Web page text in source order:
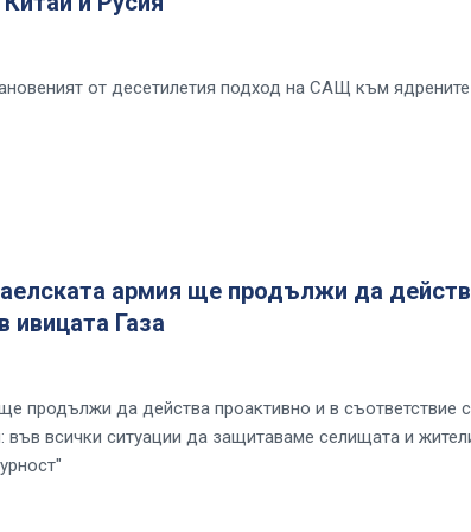
от десетилетия подход на САЩ към ядрените
армия ще продължи да
ивицата Газа
продължи да действа проактивно и в съответствие с
във всички ситуации да защитаваме селищата и